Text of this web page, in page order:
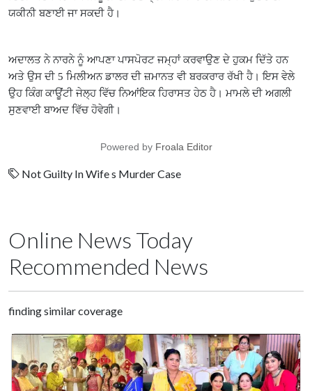
ਯਕੀਨੀ ਬਣਾਈ ਜਾ ਸਕਦੀ ਹੈ।
ਅਦਾਲਤ ਨੇ ਨਾਰਨੇ ਨੂੰ ਆਪਣਾ ਪਾਸਪੋਰਟ ਜਮ੍ਹਾਂ ਕਰਵਾਉਣ ਦੇ ਹੁਕਮ ਦਿੱਤੇ ਹਨ
ਅਤੇ ਉਸ ਦੀ 5 ਮਿਲੀਅਨ ਡਾਲਰ ਦੀ ਜ਼ਮਾਨਤ ਵੀ ਬਰਕਰਾਰ ਰੱਖੀ ਹੈ। ਇਸ ਵੇਲੇ
ਉਹ ਕਿੰਗ ਕਾਊਂਟੀ ਜੇਲ੍ਹ ਵਿੱਚ ਨਿਆਂਇਕ ਹਿਰਾਸਤ ਹੇਠ ਹੈ। ਮਾਮਲੇ ਦੀ ਅਗਲੀ
ਸੁਣਵਾਈ ਬਾਅਦ ਵਿੱਚ ਹੋਵੇਗੀ।
Powered by Froala Editor
Not Guilty In Wife s Murder Case
Online News Today
Recommended News
finding similar coverage